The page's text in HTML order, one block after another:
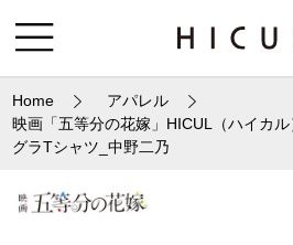
Home
アパレル
映画「五等分の花嫁」HICUL（ハイカ
グラTシャツ_中野二乃